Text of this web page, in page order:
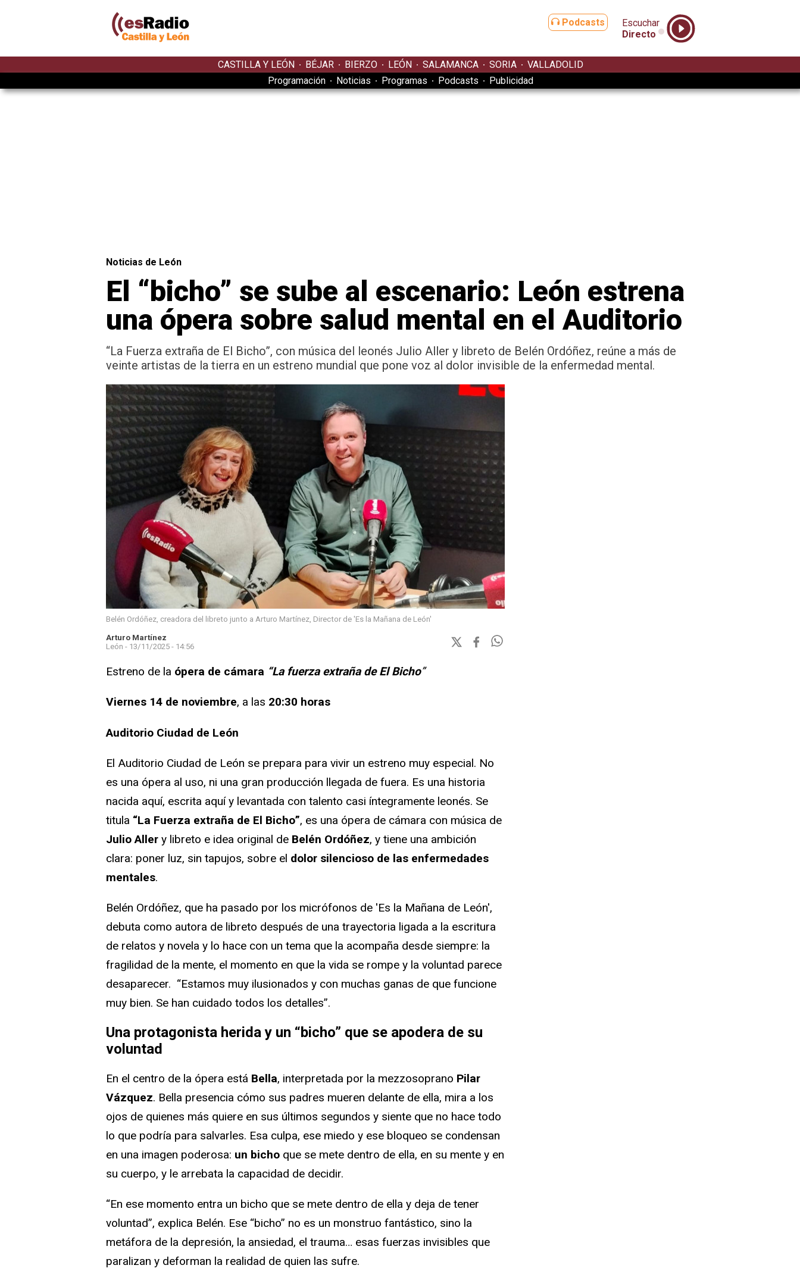
Podcasts
Escuchar
Directo
CASTILLA Y LEÓN BÉJAR BIERZO LEÓN SALAMANCA SORIA
VALLADOLID
Programación
Noticias Programas Podcasts Publicidad
Noticias de León
El “bicho” se sube al escenario: León estrena
una ópera sobre salud mental en el Auditorio
“La Fuerza extraña de El Bicho”, con música del leonés Julio Aller y libreto de Belén Ordóñez, reúne a más de
veinte artistas de la tierra en un estreno mundial que pone voz al dolor invisible de la enfermedad mental.
Belén Ordóñez, creadora del libreto junto a Arturo Martínez, Director de 'Es la Mañana de León'
Arturo Martínez
León - 13/11/2025 - 14:56
Estreno de la ópera de cámara “La fuerza extraña de El Bicho”
Viernes 14 de noviembre, a las 20:30 horas
Auditorio Ciudad de León
El Auditorio Ciudad de León se prepara para vivir un estreno muy especial. No
es una ópera al uso, ni una gran producción llegada de fuera. Es una historia
nacida aquí, escrita aquí y levantada con talento casi íntegramente leonés. Se
titula “La Fuerza extraña de El Bicho”, es una ópera de cámara con música de
Julio Aller y libreto e idea original de Belén Ordóñez, y tiene una ambición
clara: poner luz, sin tapujos, sobre el dolor silencioso de las enfermedades
mentales.
Belén Ordóñez, que ha pasado por los micrófonos de 'Es la Mañana de León',
debuta como autora de libreto después de una trayectoria ligada a la escritura
de relatos y novela y lo hace con un tema que la acompaña desde siempre: la
fragilidad de la mente, el momento en que la vida se rompe y la voluntad parece
desaparecer. “Estamos muy ilusionados y con muchas ganas de que funcione
muy bien. Se han cuidado todos los detalles”.
Una protagonista herida y un “bicho” que se apodera de su
voluntad
En el centro de la ópera está Bella, interpretada por la mezzosoprano Pilar
Vázquez. Bella presencia cómo sus padres mueren delante de ella, mira a los
ojos de quienes más quiere en sus últimos segundos y siente que no hace todo
lo que podría para salvarles. Esa culpa, ese miedo y ese bloqueo se condensan
en una imagen poderosa: un bicho que se mete dentro de ella, en su mente y en
su cuerpo, y le arrebata la capacidad de decidir.
“En ese momento entra un bicho que se mete dentro de ella y deja de tener
voluntad”, explica Belén. Ese “bicho” no es un monstruo fantástico, sino la
metáfora de la depresión, la ansiedad, el trauma… esas fuerzas invisibles que
paralizan y deforman la realidad de quien las sufre.